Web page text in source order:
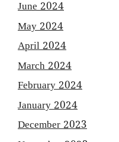
June 2024
May 2024
April 2024
March 2024
February 2024
January 2024
December 2023